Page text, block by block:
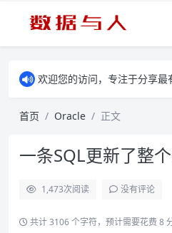
欢迎您的访问，专注于分享最
首页 Oracle 正文
一条SQL更新了整
1,473次阅读 没有评论
共计 3106 个字符，预计需要花费 8